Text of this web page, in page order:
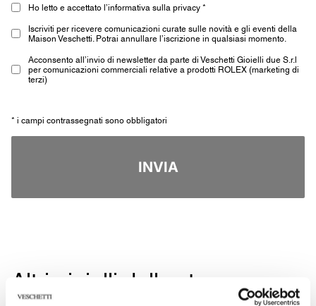
Ho letto e accettato l’informativa sulla privacy *
Iscriviti per ricevere comunicazioni curate sulle novità e gli eventi della
Maison Veschetti. Potrai annullare l’iscrizione in qualsiasi momento.
Acconsento all’invio di newsletter da parte di Veschetti Gioielli due S.r.l
per comunicazioni commerciali relative a prodotti ROLEX (marketing di
terzi)
* i campi contrassegnati sono obbligatori
INVIA
Altri gioielli della stessa